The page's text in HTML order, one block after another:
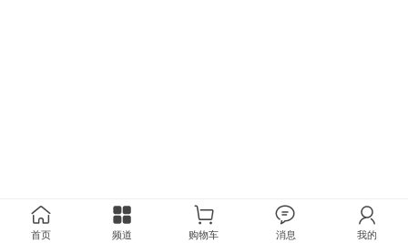
首页 频道 购物车 消息 我的